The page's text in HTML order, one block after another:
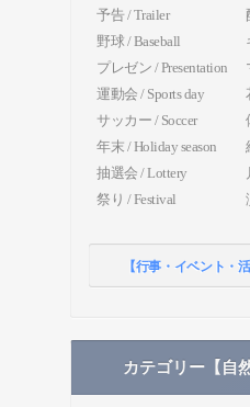
予告 / Trailer
野球 / Baseball
プレゼン / Presentation
運動会 / Sports day
サッカー / Soccer
年末 / Holiday season
抽選会 / Lottery
祭り / Festival
【行事・イベント・
カテゴリー【自